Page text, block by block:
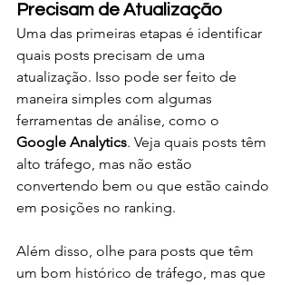
Precisam de Atualização
Uma das primeiras etapas é identificar
quais posts precisam de uma
atualização. Isso pode ser feito de
maneira simples com algumas
ferramentas de análise, como o
Google Analytics. Veja quais posts têm
alto tráfego, mas não estão
convertendo bem ou que estão caindo
em posições no ranking.
Além disso, olhe para posts que têm
um bom histórico de tráfego, mas que